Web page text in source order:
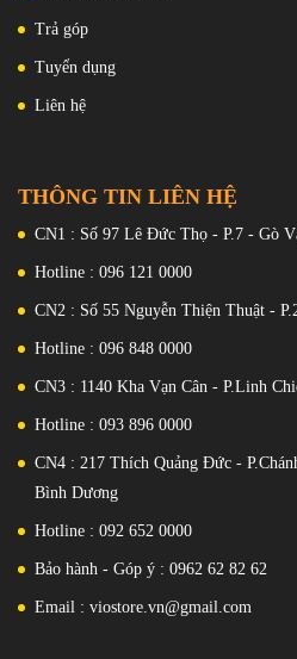
Trả góp
Tuyển dụng
Liên hệ
THÔNG TIN LIÊN HỆ
CN1 : Số 97 Lê Đức Thọ - P.7 - Gò
Hotline : 096 121 0000
CN2 : Số 55 Nguyễn Thiện Thuật -
Hotline : 096 848 0000
CN3 : 1140 Kha Vạn Cân - P.Linh
Hotline : 093 896 0000
CN4 : 217 Thích Quảng Đức -
Bình Dương
Hotline : 092 652 0000
Bảo hành - Góp ý : 0962 62 82 62
Email : viostore.vn@gmail.com